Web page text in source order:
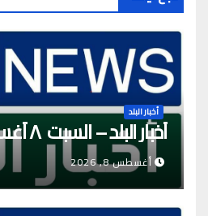
أخبار البلد
أخبار البلد – السبت ٨ أغسطس ٢٠٢٦م
أغسطس 8, 2026